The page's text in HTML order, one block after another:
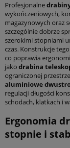
Profesjonalne
wykończeniowych,
magazynowych oraz
szczególnie dobrze
szerokimi stopniami
czas. Konstrukcje
co poprawia
jako drabina
ograniczonej
aluminiowe
regulacji długości
schodach, klatkach i
Ergonomia
stopnie i